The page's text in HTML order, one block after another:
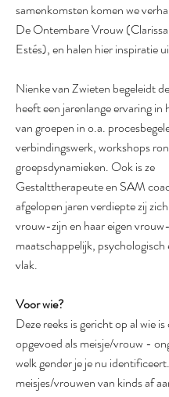
samenkomsten komen we
De Ontembare Vrouw
Estés), en halen hier inspiratie
Nienke van Zwieten begeleidt
heeft een jarenlange ervaring in
van groepen in o.a.
verbindingswerk, workshops
groepsdynamieken. Ook is ze
Gestalttherapeute en SAM
afgelopen jaren verdiepte zij
vrouw-zijn en haar eigen
maatschappelijk, psychologisch
vlak.
Voor wie?
Deze reeks is gericht op al wie
opgevoed als meisje/vrouw -
welk gender je je nu
meisjes/vrouwen van kinds af